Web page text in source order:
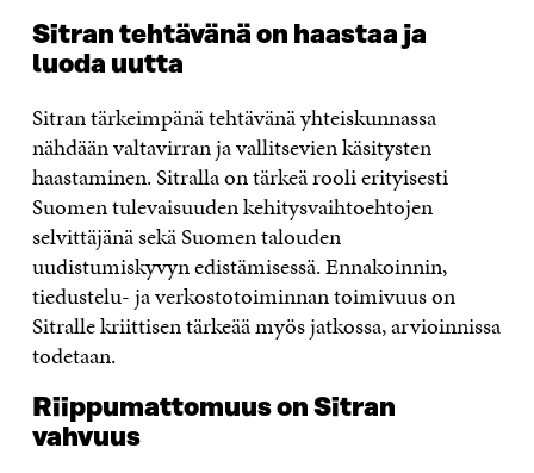
Sitran tehtävänä on haastaa ja
luoda uutta
Sitran tärkeimpänä tehtävänä yhteiskunnassa
nähdään valtavirran ja vallitsevien käsitysten
haastaminen. Sitralla on tärkeä rooli erityisesti
Suomen tulevaisuuden kehitysvaihtoehtojen
selvittäjänä sekä Suomen talouden
uudistumiskyvyn edistämisessä. Ennakoinnin,
tiedustelu- ja verkostotoiminnan toimivuus on
Sitralle kriittisen tärkeää myös jatkossa, arvioinnissa
todetaan.
Riippumattomuus on Sitran
vahvuus